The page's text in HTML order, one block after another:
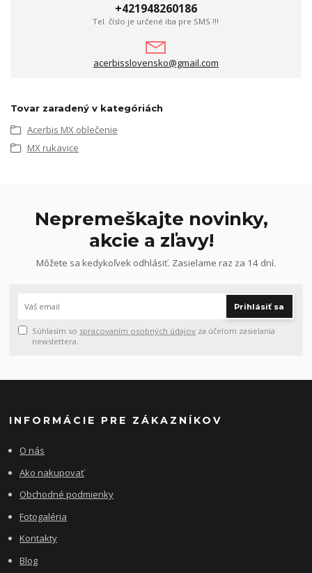
+421948260186
Tel. číslo je určené iba pre SMS !!!
acerbisslovensko@gmail.com
Tovar zaradený v kategóriách
Acerbis MX oblečenie
MX rukavice
Nepremeškajte novinky,
akcie a zľavy!
Môžete sa kedykoľvek odhlásiť. Zasielame raz za 14 dní.
Prihlásiť sa
Súhlasím so spracovaním osobných údajov za účelom zasielania
newslettera.
INFORMÁCIE PRE ZÁKAZNÍKOV
O nás
Ako nakupovať
Obchodné podmienky
Fotogaléria
Kontakty
Blog